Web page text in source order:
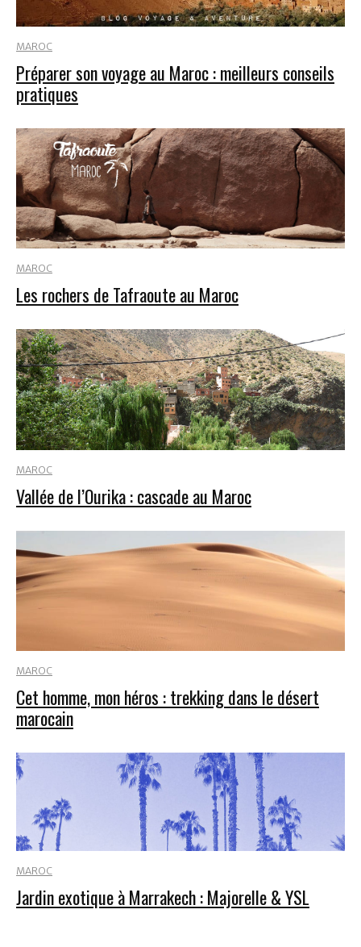
MAROC
Préparer son voyage au Maroc : meilleurs conseils
pratiques
MAROC
Les rochers de Tafraoute au Maroc
MAROC
Vallée de l’Ourika : cascade au Maroc
MAROC
Cet homme, mon héros : trekking dans le désert
marocain
MAROC
Jardin exotique à Marrakech : Majorelle & YSL